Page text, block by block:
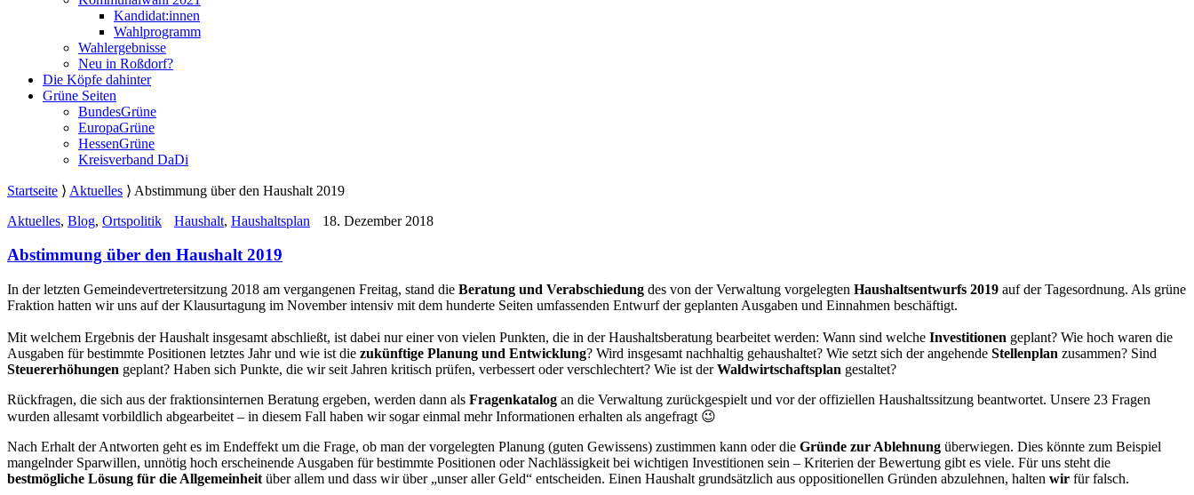
Kandidat:innen
Wahlprogramm
Wahlergebnisse
Neu in Roßdorf?
Die Köpfe dahinter
Grüne Seiten
BundesGrüne
EuropaGrüne
HessenGrüne
Kreisverband DaDi
Startseite ⟩ Aktuelles ⟩ Abstimmung über den Haushalt 2019
Aktuelles, Blog, Ortspolitik Haushalt, Haushaltsplan 18. Dezember 2018
Abstimmung über den Haushalt 2019
In der letzten Gemeindevertretersitzung 2018 am vergangenen Freitag, stand die Beratung und Verabschiedung des von der Verwaltung vorgelegten Haushaltsentwurfs 2019 auf der Tagesordnung. Als grüne
Fraktion hatten wir uns auf der Klausurtagung im November intensiv mit dem hunderte Seiten umfassenden Entwurf der geplanten Ausgaben und Einnahmen beschäftigt.
Mit welchem Ergebnis der Haushalt insgesamt abschließt, ist dabei nur einer von vielen Punkten, die in der Haushaltsberatung bearbeitet werden: Wann sind welche Investitionen geplant? Wie hoch waren die
Ausgaben für bestimmte Positionen letztes Jahr und wie ist die zukünftige Planung und Entwicklung? Wird insgesamt nachhaltig gehaushaltet? Wie setzt sich der angehende Stellenplan zusammen? Sind
Steuererhöhungen geplant? Haben sich Punkte, die wir seit Jahren kritisch prüfen, verbessert oder verschlechtert? Wie ist derWaldwirtschaftsplan gestaltet?
Rückfragen, die sich aus der fraktionsinternen Beratung ergeben, werden dann als Fragenkatalog an die Verwaltung zurückgespielt und vor der offiziellen Haushaltssitzung beantwortet. Unsere 23 Fragen
wurden allesamt vorbildlich abgearbeitet – in diesem Fall haben wir sogar einmal mehr Informationen erhalten als angefragt 😉
Nach Erhalt der Antworten geht es im Endeffekt um die Frage, ob man der vorgelegten Planung (guten Gewissens) zustimmen kann oder die Gründe zur Ablehnung überwiegen. Dies könnte zum Beispiel
mangelnder Sparwillen, unnötig hoch erscheinende Ausgaben für bestimmte Positionen oder Nachlässigkeit bei wichtigen Investitionen sein – Kriterien der Bewertung gibt es viele. Für uns steht die
bestmögliche Lösung für die Allgemeinheit über allem und dass wir über „unser aller Geld“ entscheiden. Einen Haushalt grundsätzlich aus oppositionellen Gründen abzulehnen, halten wir für falsch.